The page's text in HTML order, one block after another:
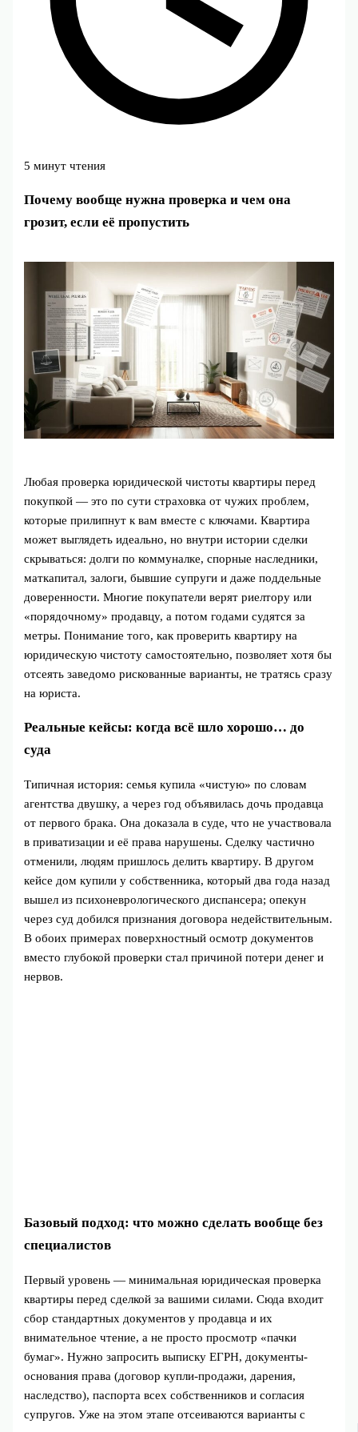
5 минут чтения
Почему вообще нужна проверка и чем она
грозит, если её пропустить
Любая проверка юридической чистоты квартиры перед
покупкой — это по сути страховка от чужих проблем,
которые прилипнут к вам вместе с ключами. Квартира
может выглядеть идеально, но внутри истории сделки
скрываться: долги по коммуналке, спорные наследники,
маткапитал, залоги, бывшие супруги и даже поддельные
доверенности. Многие покупатели верят риелтору или
«порядочному» продавцу, а потом годами судятся за
метры. Понимание того, как проверить квартиру на
юридическую чистоту самостоятельно, позволяет хотя бы
отсеять заведомо рискованные варианты, не тратясь сразу
на юриста.
Реальные кейсы: когда всё шло хорошо… до
суда
Типичная история: семья купила «чистую» по словам
агентства двушку, а через год объявилась дочь продавца
от первого брака. Она доказала в суде, что не участвовала
в приватизации и её права нарушены. Сделку частично
отменили, людям пришлось делить квартиру. В другом
кейсе дом купили у собственника, который два года назад
вышел из психоневрологического диспансера; опекун
через суд добился признания договора недействительным.
В обоих примерах поверхностный осмотр документов
вместо глубокой проверки стал причиной потери денег и
нервов.
Базовый подход: что можно сделать вообще без
специалистов
Первый уровень — минимальная юридическая проверка
квартиры перед сделкой за вашими силами. Сюда входит
сбор стандартных документов у продавца и их
внимательное чтение, а не просто просмотр «пачки
бумаг». Нужно запросить выписку ЕГРН, документы-
основания права (договор купли-продажи, дарения,
наследство), паспорта всех собственников и согласия
супругов. Уже на этом этапе отсеиваются варианты с